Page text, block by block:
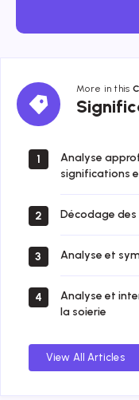
More in this
Signification
des
1
Analyse
significations
2 Décodage des
3 Analyse et
4
Analyse et
la soierie
View All Articles